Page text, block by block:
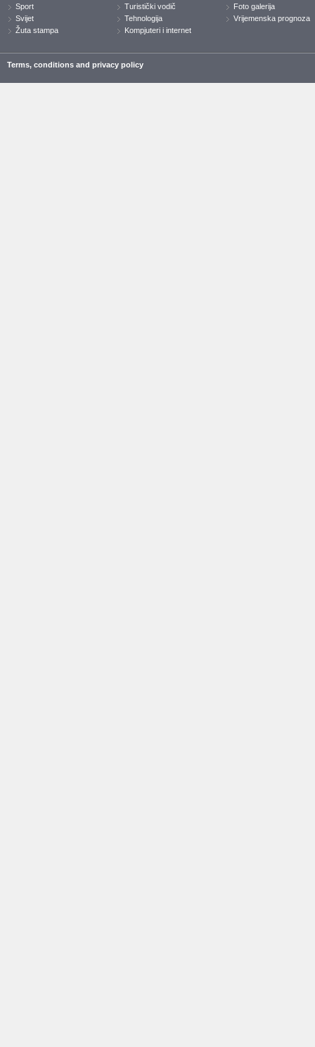
Sport
Svijet
Žuta stampa
Turistički vodič
Tehnologija
Kompjuteri i internet
Foto galerija
Vrijemenska prognoza
Terms, conditions and privacy policy